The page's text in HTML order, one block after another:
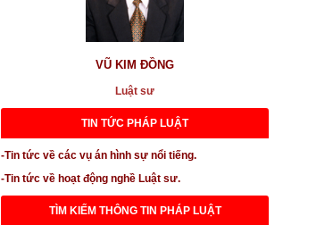
VŨ KIM ĐỒNG
Luật sư
TIN TỨC PHÁP LUẬT
-Tin tức về các vụ án hình sự nổi tiếng.
-Tin tức về hoạt động nghề Luật sư.
TÌM KIẾM THÔNG TIN PHÁP LUẬT
* Bị xử lý hành chính, hình sự việc cố ý tiết lộ thông
...xem chi tiết
* Chủ tịch UBND Q4 bị kiện ra tòa
* Vi phạm của Vinafood2 về 6.000m2